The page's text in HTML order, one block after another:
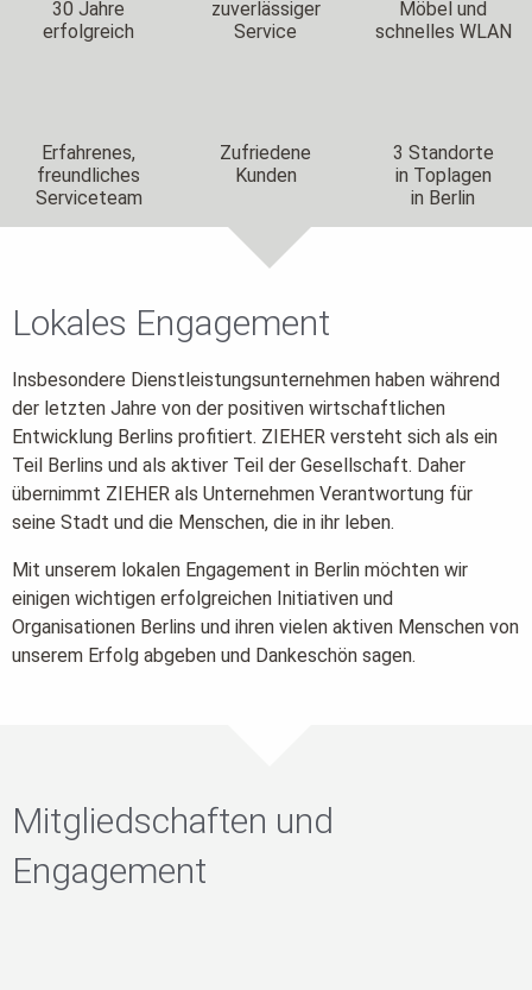
30 Jahre
erfolgreich
zuverlässiger
Service
Möbel und
schnelles WLAN
Erfahrenes,
freundliches
Serviceteam
Zufriedene
Kunden
3 Standorte
in Toplagen
in Berlin
Lokales Engagement
Insbesondere Dienstleistungsunternehmen haben während
der letzten Jahre von der positiven wirtschaftlichen
Entwicklung Berlins profitiert. ZIEHER versteht sich als ein
Teil Berlins und als aktiver Teil der Gesellschaft. Daher
übernimmt ZIEHER als Unternehmen Verantwortung für
seine Stadt und die Menschen, die in ihr leben.
Mit unserem lokalen Engagement in Berlin möchten wir
einigen wichtigen erfolgreichen Initiativen und
Organisationen Berlins und ihren vielen aktiven Menschen von
unserem Erfolg abgeben und Dankeschön sagen.
Mitgliedschaften und
Engagement
E-Mail
Standort
Ihre Nachricht
Ja, ich kenne die Datenschutzerklärung
und bin
einverstanden mit der zweckgebundenen Speicherung
meiner Daten. Diese Einwilligung kann ich jederzeit
Jetzt Angebot anfordern